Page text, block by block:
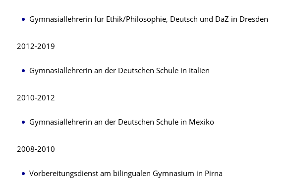
Gymnasiallehrerin für Ethik/Philosophie, Deutsch und DaZ in Dresden
2012-2019
Gymnasiallehrerin an der Deutschen Schule in Italien
2010-2012
Gymnasiallehrerin an der Deutschen Schule in Mexiko
2008-2010
Vorbereitungsdienst am bilingualen Gymnasium in Pirna